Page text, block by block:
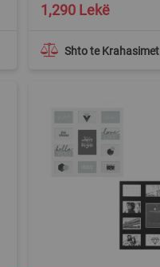
Shto te Krahasimet
1,290 Lekë